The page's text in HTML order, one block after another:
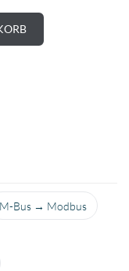
M-Bus → Modbus